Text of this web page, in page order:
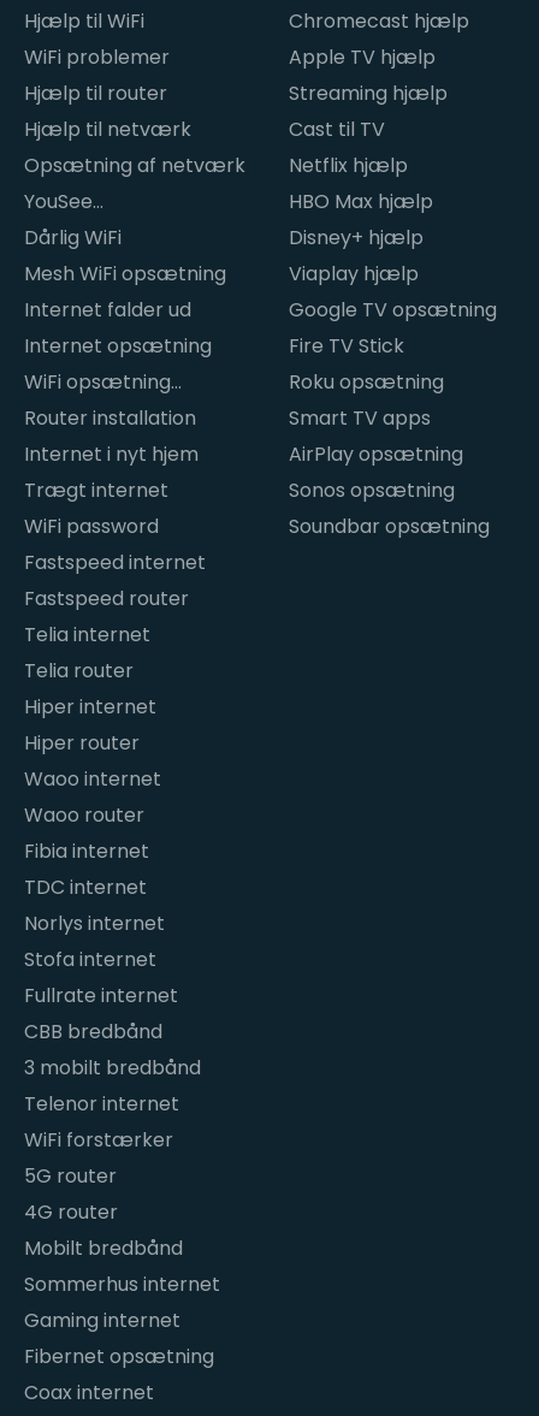
Hjælp til WiFi
WiFi problemer
Hjælp til router
Hjælp til netværk
Opsætning af netværk
YouSee
internetproblemer
Dårlig WiFi
Mesh WiFi opsætning
Internet falder ud
Internet opsætning
WiFi opsætning
hjemme
Router installation
Internet i nyt hjem
Trægt internet
WiFi password
Fastspeed internet
Fastspeed router
Telia internet
Telia router
Hiper internet
Hiper router
Waoo internet
Waoo router
Fibia internet
TDC internet
Norlys internet
Stofa internet
Fullrate internet
CBB bredbånd
3 mobilt bredbånd
Telenor internet
WiFi forstærker
5G router
4G router
Mobilt bredbånd
Sommerhus internet
Gaming internet
Fibernet opsætning
Coax internet
Chromecast hjælp
Apple TV hjælp
Streaming hjælp
Cast til TV
Netflix hjælp
HBO Max hjælp
Disney+ hjælp
Viaplay hjælp
Google TV opsætning
Fire TV Stick
Roku opsætning
Smart TV apps
AirPlay opsætning
Sonos opsætning
Soundbar opsætning